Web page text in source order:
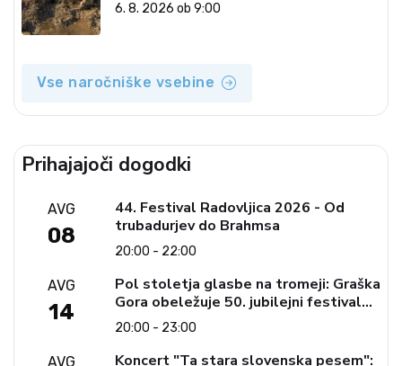
6. 8. 2026 ob 9:00
Vse naročniške vsebine
Prihajajoči dogodki
AVG
08
44. Festival Radovljica 2026 - Od
trubadurjev do Brahmsa
20:00 - 22:00
AVG
14
Pol stoletja glasbe na tromeji: Graška
Gora obeležuje 50. jubilejni festival
narodno-zabavne glasbe
20:00 - 23:00
AVG
Koncert "Ta stara slovenska pesem":